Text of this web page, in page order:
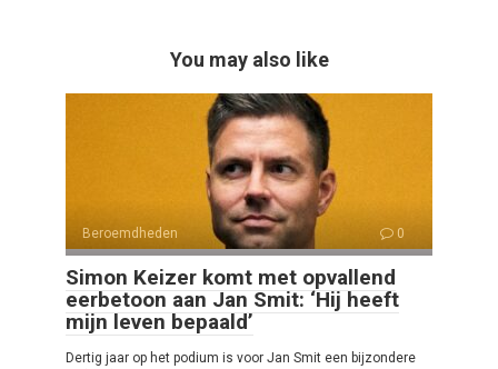
You may also like
Beroemdheden 0
Simon Keizer komt met opvallend
eerbetoon aan Jan Smit: ‘Hij heeft
mijn leven bepaald’
Dertig jaar op het podium is voor Jan Smit een bijzondere